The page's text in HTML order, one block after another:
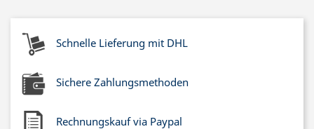
Schnelle Lieferung mit DHL
Sichere Zahlungsmethoden
Rechnungskauf via Paypal